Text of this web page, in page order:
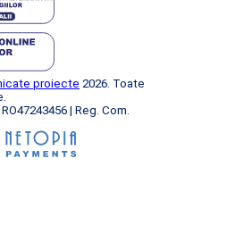
proiecte 2026. Toate
| Reg. Com.